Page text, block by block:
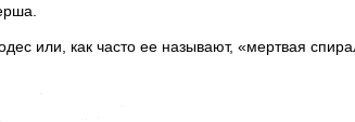
или, как часто ее называют, «мертвая